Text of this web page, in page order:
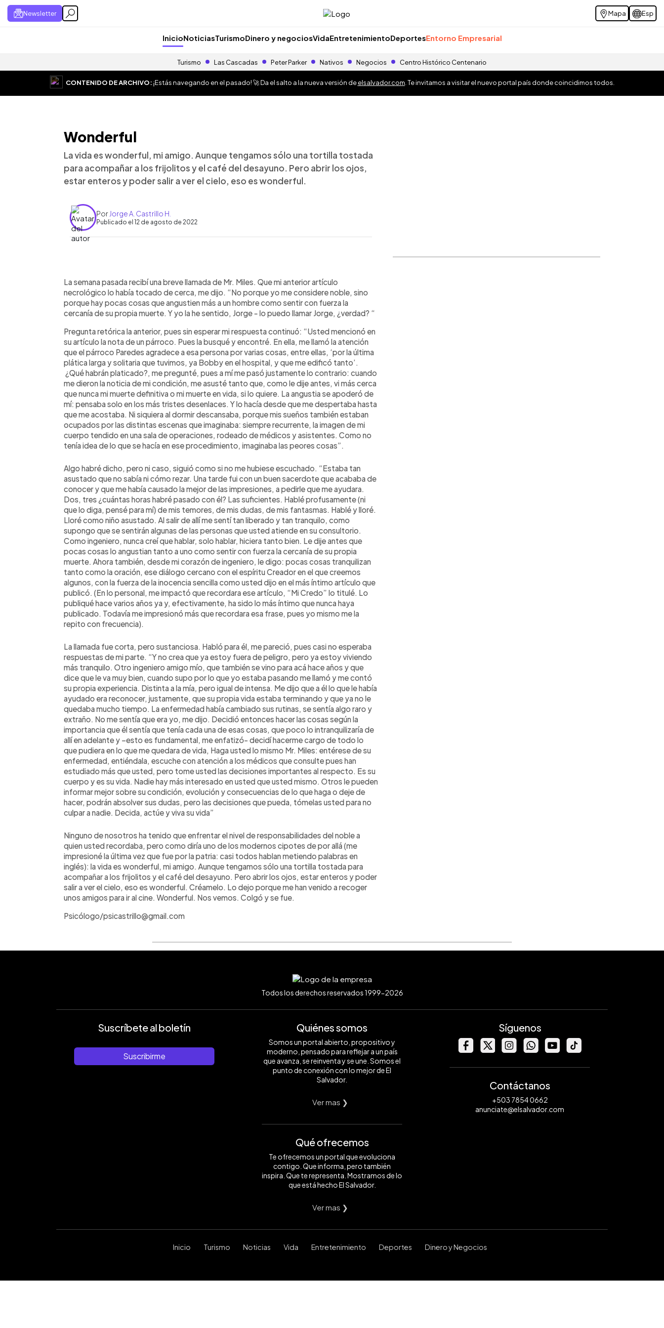
Newsletter Mapa Esp
InicioNoticiasTurismoDinero y negociosVidaEntretenimientoDeportesEntorno Empresarial
Turismo Las Cascadas Peter Parker Nativos Negocios Centro Histórico Centenario
CONTENIDO DE ARCHIVO:¡Estás navegando en el pasado! 🚀 Da el salto a la nueva versión deelsalvador.com . Te invitamos a visitar el nuevo portal país donde coincidimos todos.
Wonderful
La vida es wonderful, mi amigo. Aunque tengamos sólo una tortilla tostada
para acompañar a los frijolitos y el café del desayuno. Pero abrir los ojos,
estar enteros y poder salir a ver el cielo, eso es wonderful.
Por Jorge A. Castrillo H.
Publicado el 12 de agosto de 2022
Escuchar artículo
La semana pasada recibí una breve llamada de Mr. Miles. Que mi anterior artículo
necrológico lo había tocado de cerca, me dijo. “No porque yo me considere noble, sino
porque hay pocas cosas que angustien más a un hombre como sentir con fuerza la
cercanía de su propia muerte. Y yo la he sentido, Jorge - lo puedo llamar Jorge, ¿verdad? “
Pregunta retórica la anterior, pues sin esperar mi respuesta continuó: “Usted mencionó en
su artículo la nota de un párroco. Pues la busqué y encontré. En ella, me llamó la atención
que el párroco Paredes agradece a esa persona por varias cosas, entre ellas, ‘por la última
plática larga y solitaria que tuvimos, ya Bobby en el hospital, y que me edificó tanto’.
¿Qué habrán platicado?, me pregunté, pues a mí me pasó justamente lo contrario: cuando
me dieron la noticia de mi condición, me asusté tanto que, como le dije antes, vi más cerca
que nunca mi muerte definitiva o mi muerte en vida, si lo quiere. La angustia se apoderó de
mí: pensaba solo en los más tristes desenlaces. Y lo hacía desde que me despertaba hasta
que me acostaba. Ni siquiera al dormir descansaba, porque mis sueños también estaban
ocupados por las distintas escenas que imaginaba: siempre recurrente, la imagen de mi
cuerpo tendido en una sala de operaciones, rodeado de médicos y asistentes. Como no
tenía idea de lo que se hacía en ese procedimiento, imaginaba las peores cosas”.
Algo habré dicho, pero ni caso, siguió como si no me hubiese escuchado. “Estaba tan
asustado que no sabía ni cómo rezar. Una tarde fui con un buen sacerdote que acababa de
conocer y que me había causado la mejor de las impresiones, a pedirle que me ayudara.
Dos, tres ¿cuántas horas habré pasado con él? Las suficientes. Hablé profusamente (ni
que lo diga, pensé para mí) de mis temores, de mis dudas, de mis fantasmas. Hablé y lloré.
Lloré como niño asustado. Al salir de allí me sentí tan liberado y tan tranquilo, como
supongo que se sentirán algunas de las personas que usted atiende en su consultorio.
Como ingeniero, nunca creí que hablar, solo hablar, hiciera tanto bien. Le dije antes que
pocas cosas lo angustian tanto a uno como sentir con fuerza la cercanía de su propia
muerte. Ahora también, desde mi corazón de ingeniero, le digo: pocas cosas tranquilizan
tanto como la oración, ese diálogo cercano con el espíritu Creador en el que creemos
algunos, con la fuerza de la inocencia sencilla como usted dijo en el más íntimo artículo que
publicó. (En lo personal, me impactó que recordara ese artículo, “Mi Credo” lo titulé. Lo
publiqué hace varios años ya y, efectivamente, ha sido lo más íntimo que nunca haya
publicado. Todavía me impresionó más que recordara esa frase, pues yo mismo me la
repito con frecuencia).
La llamada fue corta, pero sustanciosa. Habló para él, me pareció, pues casi no esperaba
respuestas de mi parte. “Y no crea que ya estoy fuera de peligro, pero ya estoy viviendo
más tranquilo. Otro ingeniero amigo mío, que también se vino para acá hace años y que
dice que le va muy bien, cuando supo por lo que yo estaba pasando me llamó y me contó
su propia experiencia. Distinta a la mía, pero igual de intensa. Me dijo que a él lo que le había
ayudado era reconocer, justamente, que su propia vida estaba terminando y que ya no le
quedaba mucho tiempo. La enfermedad había cambiado sus rutinas, se sentía algo raro y
extraño. No me sentía que era yo, me dijo. Decidió entonces hacer las cosas según la
importancia que él sentía que tenía cada una de esas cosas, que poco lo intranquilizaría de
allí en adelante y –esto es fundamental, me enfatizó- decidí hacerme cargo de todo lo
que pudiera en lo que me quedara de vida, Haga usted lo mismo Mr. Miles: entérese de su
enfermedad, entiéndala, escuche con atención a los médicos que consulte pues han
estudiado más que usted, pero tome usted las decisiones importantes al respecto. Es su
cuerpo y es su vida. Nadie hay más interesado en usted que usted mismo. Otros le pueden
informar mejor sobre su condición, evolución y consecuencias de lo que haga o deje de
hacer, podrán absolver sus dudas, pero las decisiones que pueda, tómelas usted para no
culpar a nadie. Decida, actúe y viva su vida”
Ninguno de nosotros ha tenido que enfrentar el nivel de responsabilidades del noble a
quien usted recordaba, pero como diría uno de los modernos cipotes de por allá (me
impresioné la última vez que fue por la patria: casi todos hablan metiendo palabras en
inglés): la vida es wonderful, mi amigo. Aunque tengamos sólo una tortilla tostada para
acompañar a los frijolitos y el café del desayuno. Pero abrir los ojos, estar enteros y poder
salir a ver el cielo, eso es wonderful. Créamelo. Lo dejo porque me han venido a recoger
unos amigos para ir al cine. Wonderful. Nos vemos. Colgó y se fue.
Psicólogo/psicastrillo@gmail.com
Todos los derechos reservados 1999-2026
Suscríbete al boletín
Suscribirme
Quiénes somos
Somos un portal abierto, propositivo y
moderno, pensado para reflejar a un país
que avanza, se reinventa y se une. Somos el
punto de conexión con lo mejor de El
Salvador.
Ver mas ❯
Qué ofrecemos
Te ofrecemos un portal que evoluciona
contigo. Que informa, pero también
inspira. Que te representa. Mostramos de lo
que está hecho El Salvador.
Ver mas ❯
Síguenos
Contáctanos
+503 7854 0662
anunciate@elsalvador.com
Inicio Turismo Noticias Vida Entretenimiento Deportes Dinero y Negocios